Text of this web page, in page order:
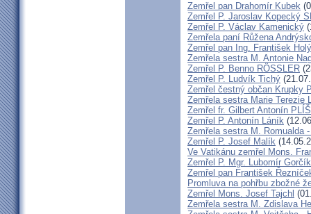
Zemřel pan Drahomír Kubek
Zemřel P. Jaroslav Kopecký
Zemřel P. Václav Kamenický
Zemřela paní Růžena
Zemřel pan Ing. František
Zemřela sestra M. Antonie
Zemřel P. Benno RÖSSLER
Zemřel P. Ludvík Tichý
Zemřel čestný občan Krupky
Zemřela sestra Marie Terezie
Zemřel fr. Gilbert Antonín
Zemřel P. Antonín Láník
Zemřela sestra M. Romualda
Zemřel P. Josef Malík
Ve Vatikánu zemřel Mons.
Zemřel P. Mgr. Lubomír Gorčík
Zemřel pan František
Promluva na pohřbu zbožné
Zemřel Mons. Josef Tajchl
Zemřela sestra M. Zdislava